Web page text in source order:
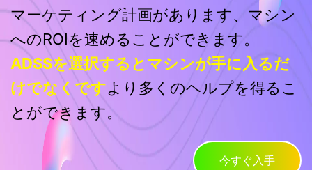
マーケティング計画があります、マシン
へのROIを速めることができます。
ADSSを選択するとマシンが手に入るだ
けでなくですより多くのヘルプを得るこ
とができます。
今すぐ入手